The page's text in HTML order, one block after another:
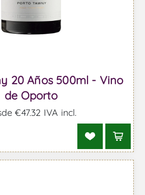
20 Años 500ml - Vino
de Oporto
€47,32 IVA incl.